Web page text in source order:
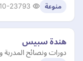
منوعة 23
هندة سبيس
دورات ونصائح المدربة